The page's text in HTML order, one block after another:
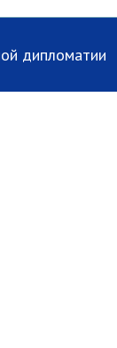
дипломатии